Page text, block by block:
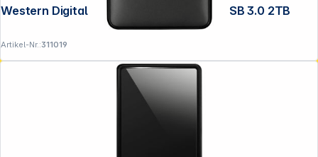
Western Digital WD Elements Portable USB 3.0 2TB
Artikel-Nr.:311019